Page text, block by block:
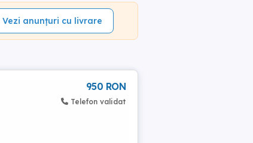
Vezi anunțuri cu livrare
950 RON
Telefon validat